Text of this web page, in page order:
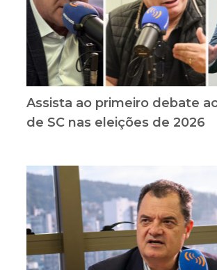
Assista ao primeiro debate
de SC nas eleições de 2026